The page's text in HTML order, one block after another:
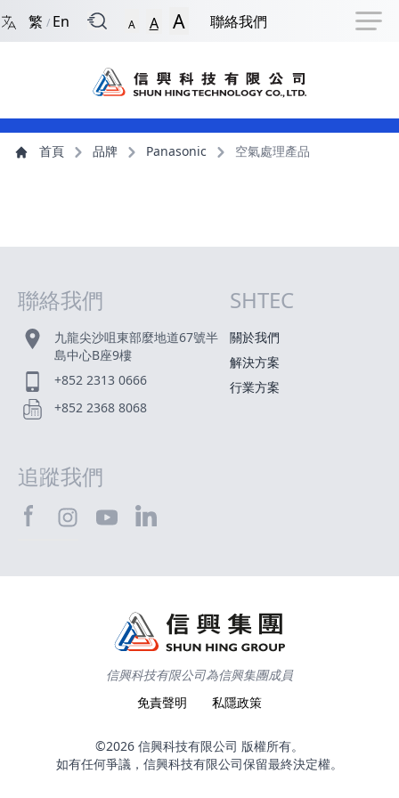
跳到捷徑選項 跳到主導航選單 跳到頁尾
繁 / En A A A 聯絡我們
主導航選單
主內容 首頁 品牌 Panasonic 空氣處理產品
聯絡我們
九龍尖沙咀東部麼地道67號半
島中心B座9樓
+852 2313 0666
+852 2368 8068
網站指南
SHTEC
關於我們
解決方案
行業方案
追蹤我們
信興科技有限公司為信興集團成員
免責聲明
私隱政策
©2026 信興科技有限公司 版權所有。
如有任何爭議，信興科技有限公司保留最終決定權。